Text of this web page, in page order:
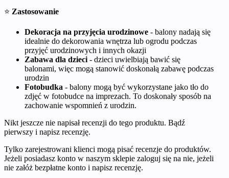
⭐ Zastosowanie
Dekoracja na przyjęcia urodzinowe - balony nadają się
idealnie do dekorowania wnętrza lub ogrodu podczas
przyjęć urodzinowych i innych okazji
Zabawa dla dzieci - dzieci uwielbiają bawić się
balonami, więc mogą stanowić doskonałą zabawę podczas
urodzin
Fotobudka - balony mogą być wykorzystane jako tło do
zdjęć w fotobudce na imprezach. To doskonały sposób na
zachowanie wspomnień z urodzin.
Nikt jeszcze nie napisał recenzji do tego produktu. Bądź
pierwszy i napisz recenzję.
Tylko zarejestrowani klienci mogą pisać recenzje do produktów.
Jeżeli posiadasz konto w naszym sklepie zaloguj się na nie, jeżeli
nie załóż bezpłatne konto i napisz recenzję.